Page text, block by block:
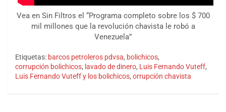
Vea en Sin Filtros el “Programa completo sobre los $ 700
mil millones que la revolución chavista le robó a
Venezuela”
Etiquetas: barcos petroleros pdvsa, bolichicos,
corrupción bolichicos, lavado de dinero, Luis Fernando Vuteff,
Luis Fernando Vuteff y los bolichicos, orrupción chavista